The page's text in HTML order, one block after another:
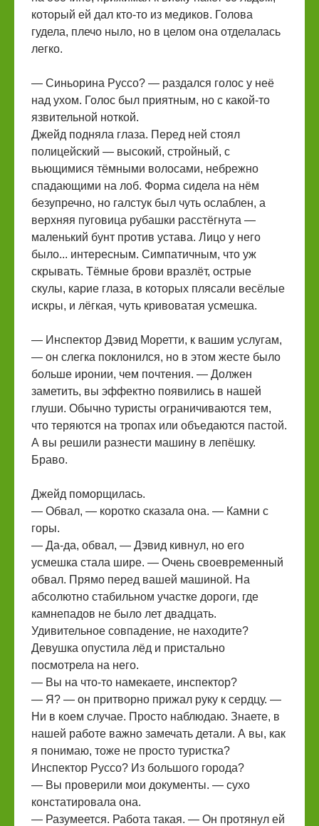
который ей дал кто-то из медиков. Голова
гудела, плечо ныло, но в целом она отделалась
легко.
— Синьорина Руссо? — раздался голос у неё
над ухом. Голос был приятным, но с какой-то
язвительной ноткой.
Джейд подняла глаза. Перед ней стоял
полицейский — высокий, стройный, с
вьющимися тёмными волосами, небрежно
спадающими на лоб. Форма сидела на нём
безупречно, но галстук был чуть ослаблен, а
верхняя пуговица рубашки расстёгнута —
маленький бунт против устава. Лицо у него
было... интересным. Симпатичным, что уж
скрывать. Тёмные брови вразлёт, острые
скулы, карие глаза, в которых плясали весёлые
искры, и лёгкая, чуть кривоватая усмешка.
— Инспектор Дэвид Моретти, к вашим услугам,
— он слегка поклонился, но в этом жесте было
больше иронии, чем почтения. — Должен
заметить, вы эффектно появились в нашей
глуши. Обычно туристы ограничиваются тем,
что теряются на тропах или объедаются пастой.
А вы решили разнести машину в лепёшку.
Браво.
Джейд поморщилась.
— Обвал, — коротко сказала она. — Камни с
горы.
— Да-да, обвал, — Дэвид кивнул, но его
усмешка стала шире. — Очень своевременный
обвал. Прямо перед вашей машиной. На
абсолютно стабильном участке дороги, где
камнепадов не было лет двадцать.
Удивительное совпадение, не находите?
Девушка опустила лёд и пристально
посмотрела на него.
— Вы на что-то намекаете, инспектор?
— Я? — он притворно прижал руку к сердцу. —
Ни в коем случае. Просто наблюдаю. Знаете, в
нашей работе важно замечать детали. А вы, как
я понимаю, тоже не просто туристка?
Инспектор Руссо? Из большого города?
— Вы проверили мои документы. — сухо
констатировала она.
— Разумеется. Работа такая. — Он протянул ей